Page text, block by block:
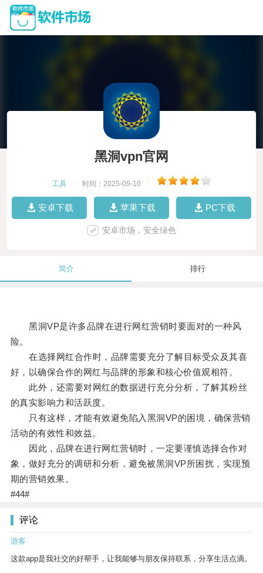
黑洞vpn官网
工具 时间：2025-09-10
安卓下载 苹果下载 PC下载
安卓市场，安全绿色
简介 排行
黑洞VP是许多品牌在进行网红营销时要面对的一种风
险。
在选择网红合作时，品牌需要充分了解目标受众及其喜
好，以确保合作的网红与品牌的形象和核心价值观相符。
此外，还需要对网红的数据进行充分分析，了解其粉丝
的真实影响力和活跃度。
只有这样，才能有效避免陷入黑洞VP的困境，确保营销
活动的有效性和效益。
因此，品牌在进行网红营销时，一定要谨慎选择合作对
象，做好充分的调研和分析，避免被黑洞VP所困扰，实现预
期的营销效果。
#44#
评论
游客
这款app是我社交的好帮手，让我能够与朋友保持联系，分享生活点滴。